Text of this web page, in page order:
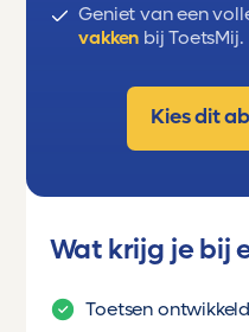
Geniet van een
vakken bij ToetsMij.
Kies dit
Wat krijg je bij
Toetsen